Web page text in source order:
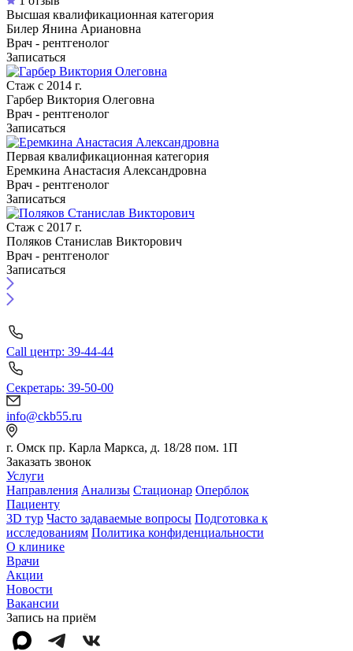
Высшая квалификационная категория
Билер Янина Ариановна
Врач - рентгенолог
Записаться
Стаж с 2014 г.
Гарбер Виктория Олеговна
Врач - рентгенолог
Записаться
Первая квалификационная категория
Еремкина Анастасия Александровна
Врач - рентгенолог
Записаться
Стаж с 2017 г.
Поляков Станислав Викторович
Врач - рентгенолог
Записаться
Call центр: 39-44-44
Секретарь: 39-50-00
info@ckb55.ru
г. Омск пр. Карла Маркса, д. 18/28 пом. 1П
Заказать звонок
Услуги
Направления Анализы Стационар Оперблок
Пациенту
3D тур Часто задаваемые вопросы Подготовка к
исследованиям Политика конфиденциальности
О клинике
Врачи
Акции
Новости
Вакансии
Запись на приём